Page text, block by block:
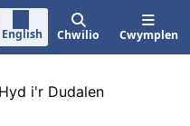
English Chwilio Cwymplen
i'r Dudalen